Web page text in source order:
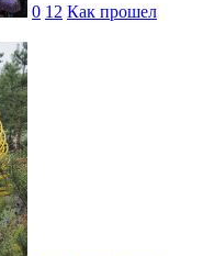
0 12 Как прошел